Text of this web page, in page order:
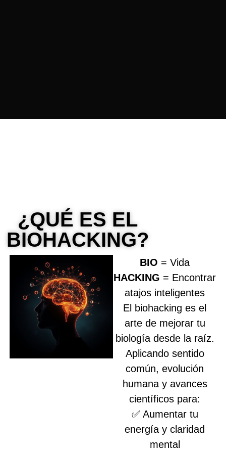
¿QUÉ ES EL
BIOHACKING?
BIO = Vida
HACKING = Encontrar
atajos inteligentes
El biohacking es el
arte de mejorar tu
biología desde la raíz.
Aplicando sentido
común, evolución
humana y avances
científicos para:
✅ Aumentar tu
energía y claridad
mental